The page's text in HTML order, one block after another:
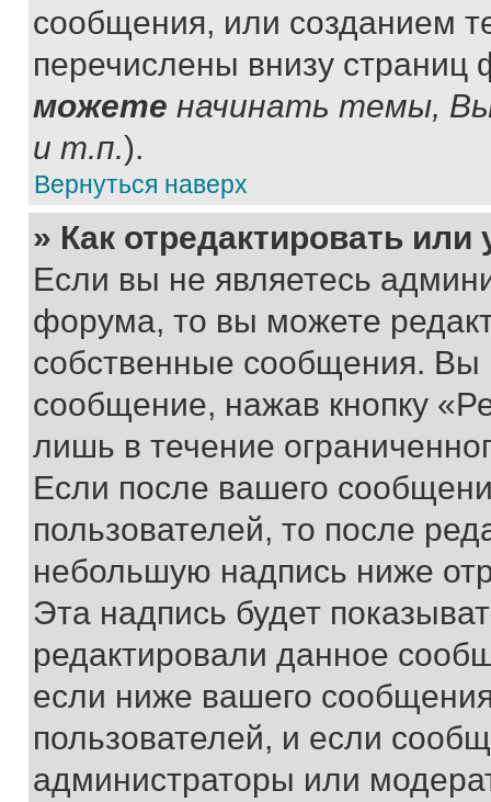
сообщения, или созданием
перечислены внизу
можете начинать темы,
и т.п.).
Вернуться наверх
» Как отредактировать
Если вы не являетесь
форума, то вы можете
собственные сообщения. Вы
сообщение, нажав кнопку
лишь в течение
Если после вашего
пользователей, то после
небольшую надпись ниже
Эта надпись будет
редактировали данное
если ниже вашего
пользователей, и если
администраторы или